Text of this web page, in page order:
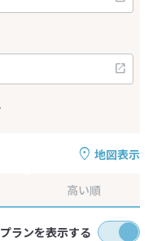
地図表示
高い順
プランを表示する